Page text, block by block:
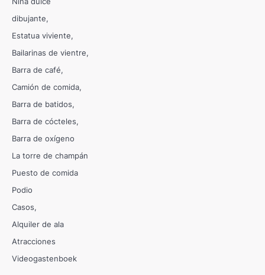
dibujante
Estatua viviente
Bailarinas de vientre
Barra de café
Camión de comida
Barra de batidos
Barra de cócteles
Barra de oxígeno
La torre de champán
Puesto de comida
Podio
Casos
Alquiler de ala
Atracciones
Videogastenboek